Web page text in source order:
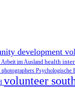
development
im Ausland health
Psychologische
volunteer